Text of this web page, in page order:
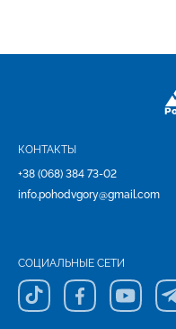
КОНТАКТЫ
+38 (068) 384 73-02
info.pohodvgory@gmail.com
СОЦИАЛЬНЫЕ СЕТИ